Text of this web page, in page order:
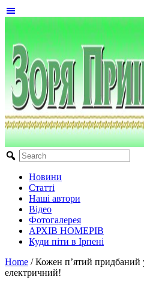
Новини
Статті
Наші автори
Відео
Фотогалерея
АРХІВ НОМЕРІВ
Куди піти в Ірпені
Home / Кожен п’ятий придбаний
електричний!